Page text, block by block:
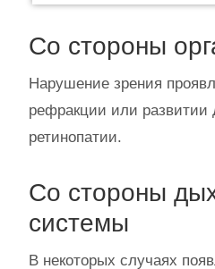
Со стороны
Нарушение зрения
рефракции или развитии
ретинопатии.
Со стороны
системы
В некоторых случаях